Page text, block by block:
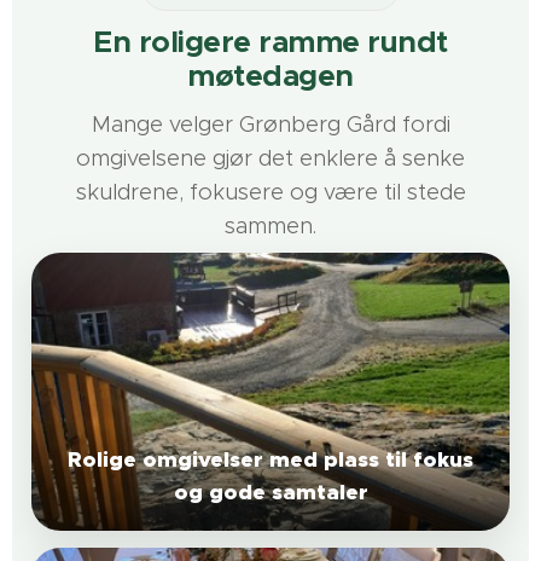
En roligere ramme rundt
møtedagen
Mange velger Grønberg Gård fordi
omgivelsene gjør det enklere å senke
skuldrene, fokusere og være til stede
sammen.
Rolige omgivelser med plass til fokus
og gode samtaler